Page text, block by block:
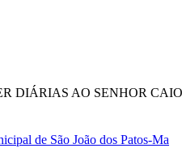
DIÁRIAS AO SENHOR